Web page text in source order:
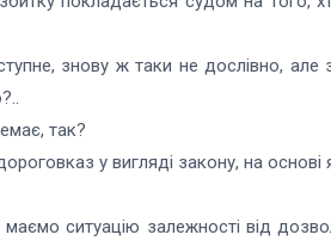
знову ж таки не дослівно,
так?
у вигляді закону, на основі
ситуацію залежності від